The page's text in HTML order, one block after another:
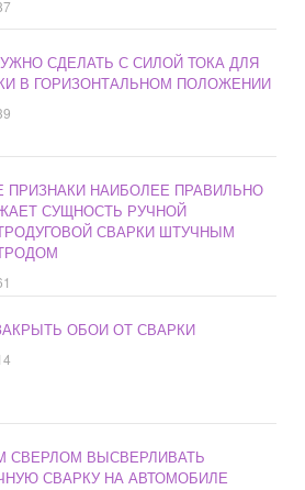
СДЕЛАТЬ С СИЛОЙ ТОКА ДЛЯ
В ГОРИЗОНТАЛЬНОМ ПОЛОЖЕНИИ
ПРИЗНАКИ НАИБОЛЕЕ ПРАВИЛЬНО
СУЩНОСТЬ РУЧНОЙ
СВАРКИ ШТУЧНЫМ
ОБОИ ОТ СВАРКИ
СВЕРЛОМ ВЫСВЕРЛИВАТЬ
СВАРКУ НА АВТОМОБИЛЕ